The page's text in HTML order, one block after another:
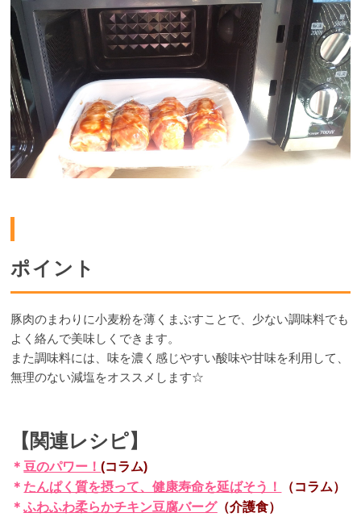
ポイント
豚肉のまわりに小麦粉を薄くまぶすことで、少ない調味料でも
よく絡んで美味しくできます。
また調味料には、味を濃く感じやすい酸味や甘味を利用して、
無理のない減塩をオススメします☆
【関連レシピ】
＊ 豆のパワー！(コラム)
＊ たんぱく質を摂って、健康寿命を延ばそう！
（コラム）
＊ふわふわ柔らかチキン豆腐バーグ（介護食）